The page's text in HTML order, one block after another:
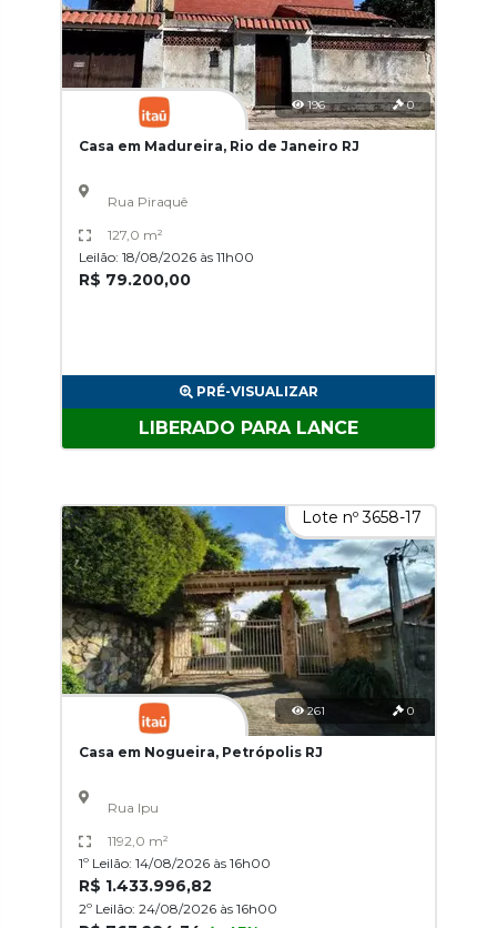
196 0
Casa em Madureira, Rio de Janeiro RJ
Rua Piraquê
127,0 m²
Leilão: 18/08/2026 às 11h00
R$ 79.200,00
PRÉ-VISUALIZAR
LIBERADO PARA LANCE
Lote nº 3658-17
261 0
Casa em Nogueira, Petrópolis RJ
Rua Ipu
1192,0 m²
1º Leilão: 14/08/2026 às 16h00
R$ 1.433.996,82
2º Leilão: 24/08/2026 às 16h00